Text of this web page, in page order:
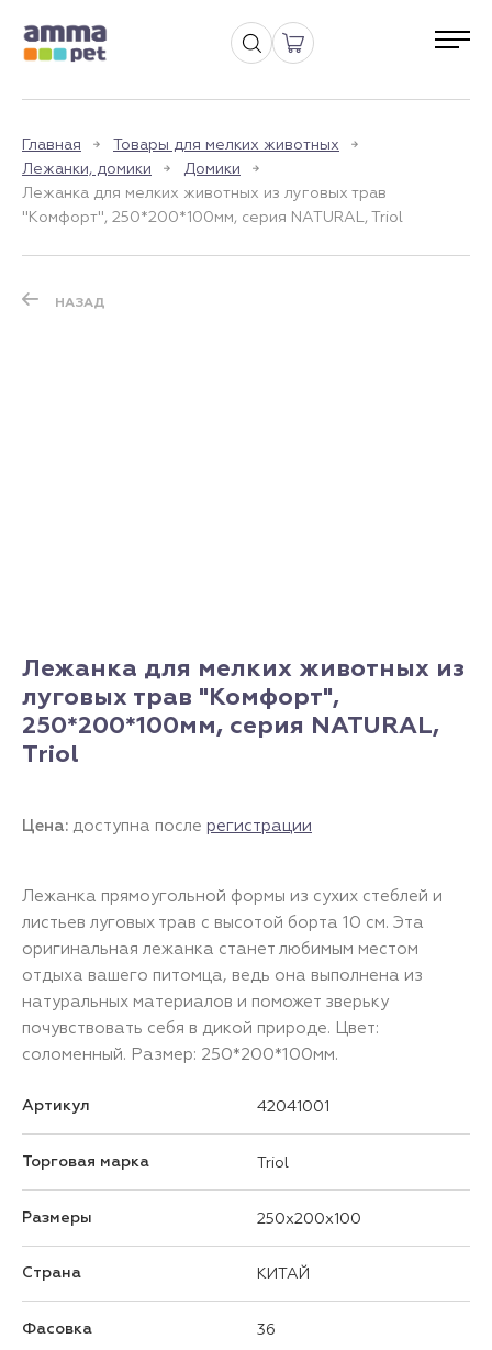
Главная
Товары для мелких животных
Лежанки, домики
Домики
Лежанка для мелких животных из луговых трав
"Комфорт", 250*200*100мм, серия NATURAL, Triol
НАЗАД
Лежанка для мелких животных из
луговых трав "Комфорт",
250*200*100мм, серия NATURAL,
Triol
Цена: доступна после регистрации
Лежанка прямоугольной формы из сухих стеблей и
листьев луговых трав с высотой борта 10 см. Эта
оригинальная лежанка станет любимым местом
отдыха вашего питомца, ведь она выполнена из
натуральных материалов и поможет зверьку
почувствовать себя в дикой природе. Цвет:
соломенный. Размер: 250*200*100мм.
Артикул 42041001
Торговая марка Triol
Размеры 250x200x100
Страна КИТАЙ
Фасовка 36